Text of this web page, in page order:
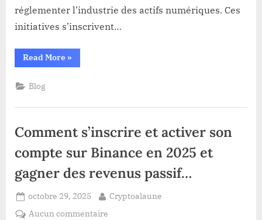
avec
l’aide
réglementer l’industrie des actifs numériques. Ces
initiatives s’inscrivent…
Read More“En
à
crypto…
avec
de
»
Blog
Comment s’inscrire et activer son
compte sur Binance en 2025 et
gagner des revenus passif…
Posted
on
octobre 29, 2025 By
Cryptoalaune
Aucun commentaire